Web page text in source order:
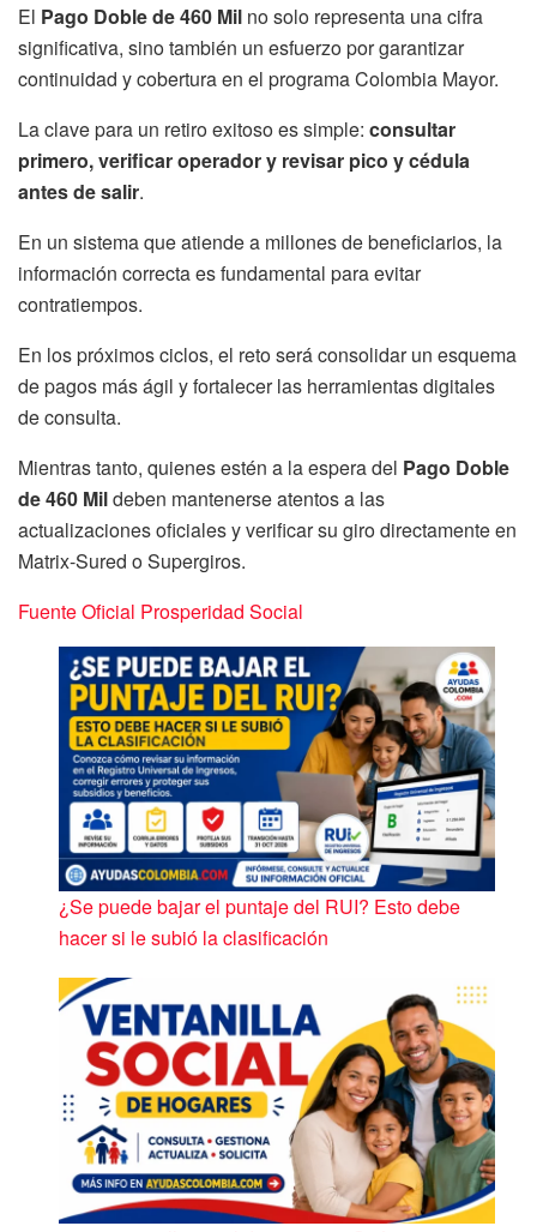
El Pago Doble de 460 Mil no solo representa una cifra
significativa, sino también un esfuerzo por garantizar
continuidad y cobertura en el programa Colombia Mayor.
La clave para un retiro exitoso es simple: consultar
primero, verificar operador y revisar pico y cédula
antes de salir.
En un sistema que atiende a millones de beneficiarios, la
información correcta es fundamental para evitar
contratiempos.
En los próximos ciclos, el reto será consolidar un esquema
de pagos más ágil y fortalecer las herramientas digitales
de consulta.
Mientras tanto, quienes estén a la espera del Pago Doble
de 460 Mildeben mantenerse atentos a las
actualizaciones oficiales y verificar su giro directamente en
Matrix-Sured o Supergiros.
Fuente Oficial Prosperidad Social
¿Se puede bajar el puntaje del RUI? Esto debe
hacer si le subió la clasificación